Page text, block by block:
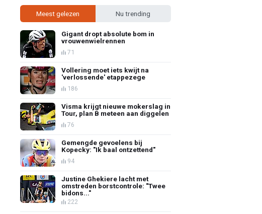
Meest gelezen Nu trending
Gigant dropt absolute bom in
vrouwenwielrennen
71
Vollering moet iets kwijt na
'verlossende' etappezege
186
Visma krijgt nieuwe mokerslag in
Tour, plan B meteen aan diggelen
76
Gemengde gevoelens bij
Kopecky: "Ik baal ontzettend"
94
Justine Ghekiere lacht met
omstreden borstcontrole: "Twee
bidons..."
222